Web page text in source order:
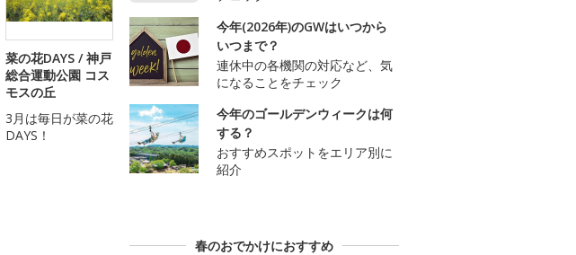
菜の花DAYS / 神戸
総合運動公園 コス
モスの丘
3月は毎日が菜の花
DAYS！
今年(2026年)のGWはいつから
いつまで？
連休中の各機関の対応など、気
になることをチェック
今年のゴールデンウィークは何
する？
おすすめスポットをエリア別に
紹介
春のおでかけにおすすめ